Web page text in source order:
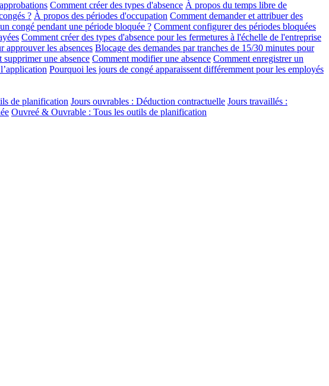
Comment créer des types d'absence À propos du temps libre de
? À propos des périodes d'occupation Comment demander et attribuer des
congé pendant une période bloquée ? Comment configurer des périodes bloquées
Comment créer des types d'absence pour les fermetures à l'échelle de l'entreprise
approuver les absences Blocage des demandes par tranches de 15/30 minutes pour
supprimer une absence Comment modifier une absence Comment enregistrer un
Pourquoi les jours de congé apparaissent différemment pour les employés
de planification Jours ouvrables : Déduction contractuelle Jours travaillés :
Ouvreé & Ouvrable : Tous les outils de planification